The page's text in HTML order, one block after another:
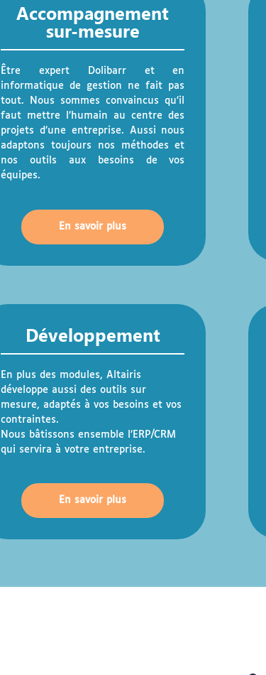
Accompagnement
sur-mesure
Être expert Dolibarr et en
informatique de gestion ne fait pas
tout. Nous sommes convaincus qu’il
faut mettre l’humain au centre des
projets d’une entreprise. Aussi nous
adaptons toujours nos méthodes et
nos outils aux besoins de vos
équipes.
En savoir plus
Développement
En plus des modules, Altairis
développe aussi des outils sur
mesure, adaptés à vos besoins et vos
contraintes.
Nous bâtissons ensemble l’ERP/CRM
qui servira à votre entreprise.
En savoir plus